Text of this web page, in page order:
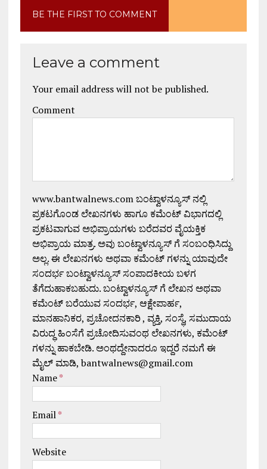
BE THE FIRST TO COMMENT
Leave a comment
Your email address will not be published.
Comment
www.bantwalnews.com ಬಂಟ್ವಾಳನ್ಯೂಸ್ ನಲ್ಲಿ
ಪ್ರಕಟಗೊಂಡ ಲೇಖನಗಳು ಹಾಗೂ ಕಮೆಂಟ್ ವಿಭಾಗದಲ್ಲಿ
ಪ್ರಕಟವಾಗುವ ಅಭಿಪ್ರಾಯಗಳು ಬರೆದವರ ವೈಯಕ್ತಿಕ
ಅಭಿಪ್ರಾಯ ಮಾತ್ರ. ಅವು ಬಂಟ್ವಾಳನ್ಯೂಸ್ ಗೆ ಸಂಬಂಧಿಸಿದ್ದು
ಅಲ್ಲ. ಈ ಲೇಖನಗಳು ಅಥವಾ ಕಮೆಂಟ್ ಗಳನ್ನು ಯಾವುದೇ
ಸಂದರ್ಭ ಬಂಟ್ವಾಳನ್ಯೂಸ್ ಸಂಪಾದಕೀಯ ಬಳಗ
ತೆಗೆದುಹಾಕಬಹುದು. ಬಂಟ್ವಾಳನ್ಯೂಸ್ ಗೆ ಲೇಖನ ಅಥವಾ
ಕಮೆಂಟ್ ಬರೆಯುವ ಸಂದರ್ಭ, ಆಕ್ಷೇಪಾರ್ಹ,
ಮಾನಹಾನಿಕರ, ಪ್ರಚೋದನಕಾರಿ , ವ್ಯಕ್ತಿ, ಸಂಸ್ಥೆ, ಸಮುದಾಯ
ವಿರುದ್ಧ ಹಿಂಸೆಗೆ ಪ್ರಚೋದಿಸುವಂಥ ಲೇಖನಗಳು, ಕಮೆಂಟ್
ಗಳನ್ನು ಹಾಕಬೇಡಿ. ಅಂಥದ್ದೇನಾದರೂ ಇದ್ದರೆ ನಮಗೆ ಈ
ಮೈಲ್ ಮಾಡಿ, bantwalnews@gmail.com
Name*
Email*
Website